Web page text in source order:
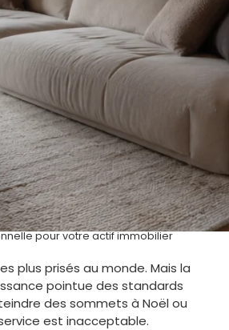
pour votre actif immobilier
plus prisés au monde. Mais la
pointue des standards
des sommets à Noël ou
est inacceptable.